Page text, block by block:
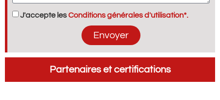
J'accepte lesConditions générales d'utilisation*.
Envoyer
Partenaires et certifications